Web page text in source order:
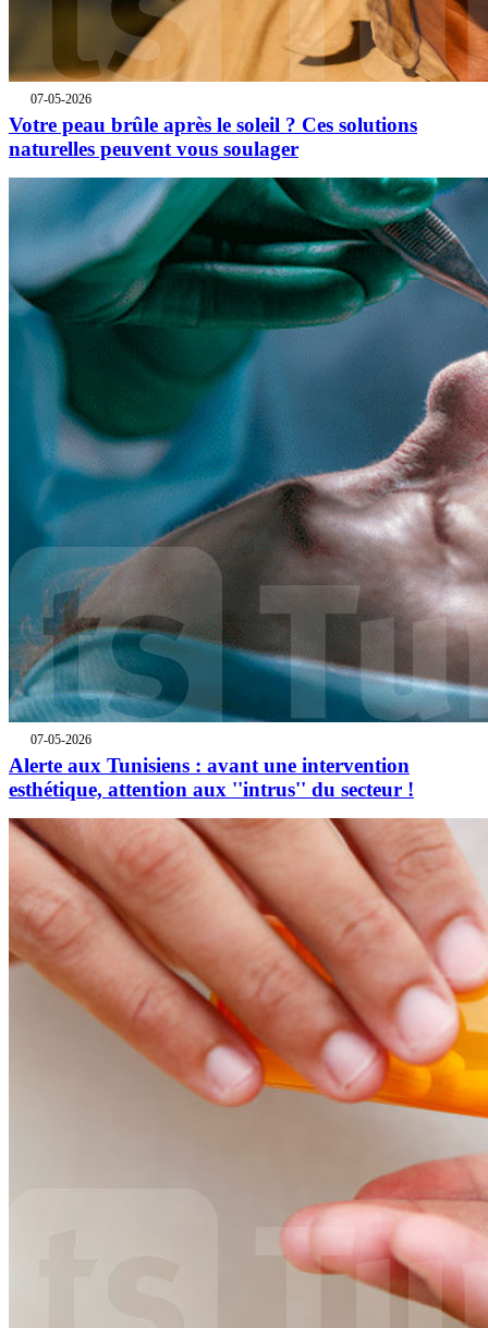
07-05-2026
Votre peau brûle après le soleil ? Ces solutions
naturelles peuvent vous soulager
07-05-2026
Alerte aux Tunisiens : avant une intervention
esthétique, attention aux ''intrus'' du secteur !